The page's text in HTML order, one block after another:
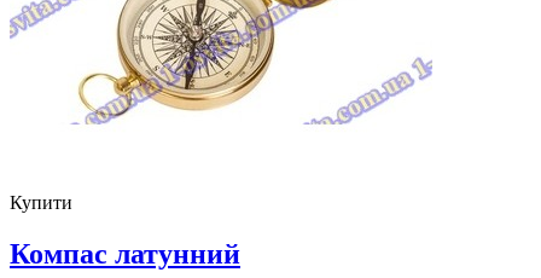
Купити
Компас латунний